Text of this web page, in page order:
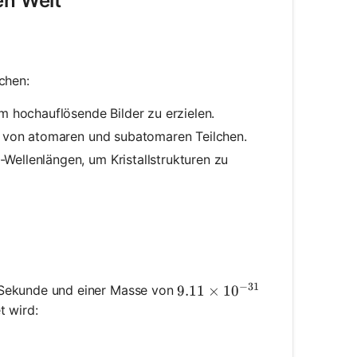
hochauflösende Bilder zu erzielen.
atomaren und subatomaren Teilchen.
um Kristallstrukturen zu
und einer Masse von9.11 \times 10^{-31}
9.11 × 10−31
wird: